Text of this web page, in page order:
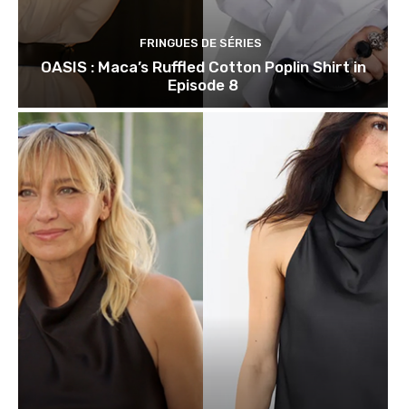
FRINGUES DE SÉRIES
OASIS : Maca’s Ruffled Cotton Poplin Shirt in
Episode 8